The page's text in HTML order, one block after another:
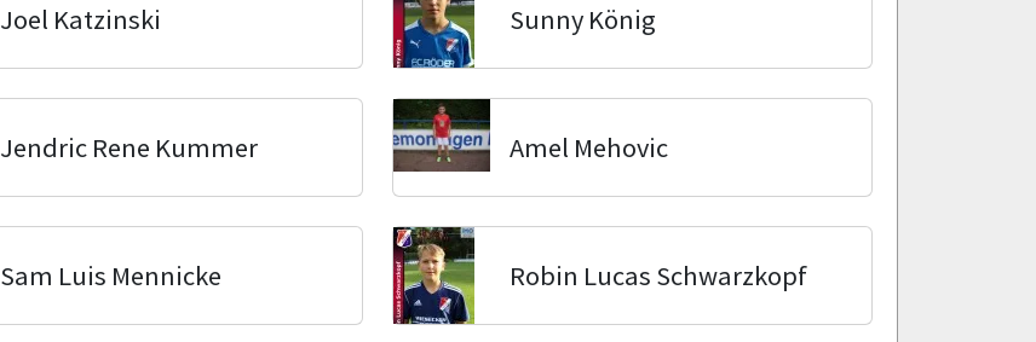
Joel Katzinski Sunny König
Jendric Rene Kummer Amel Mehovic
Sam Luis Mennicke Robin Lucas Schwarzkopf